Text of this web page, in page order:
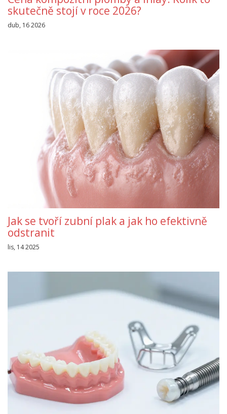
skutečně stojí v roce 2026?
dub, 16 2026
Jak se tvoří zubní plak a jak ho efektivně
odstranit
lis, 14 2025